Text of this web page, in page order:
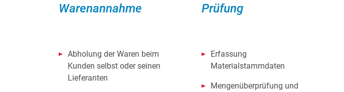
Warenannahme
Abholung der Waren beim
Kunden selbst oder seinen
Lieferanten
Prüfung
Erfassung
Materialstammdaten
Mengenüberprüfung und